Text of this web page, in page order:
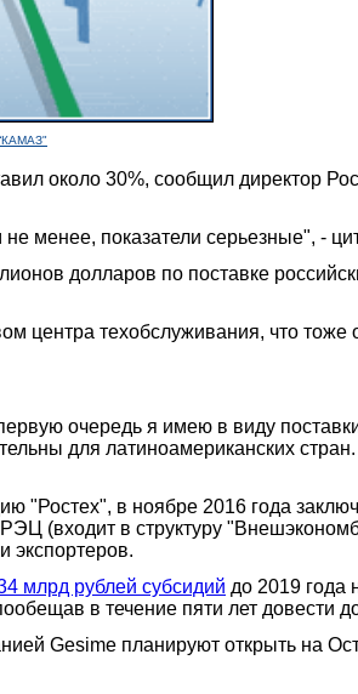
около 30%, сообщил директор
менее, показатели серьезные", -
долларов по поставке
центра техобслуживания, что
очередь я имею в виду
для латиноамериканских
"Ростех", в ноябре 2016 года
(входит в структуру
экспортеров.
млрд рублей субсидий до 2019 года
в течение пяти лет довести
Gesime планируют открыть на